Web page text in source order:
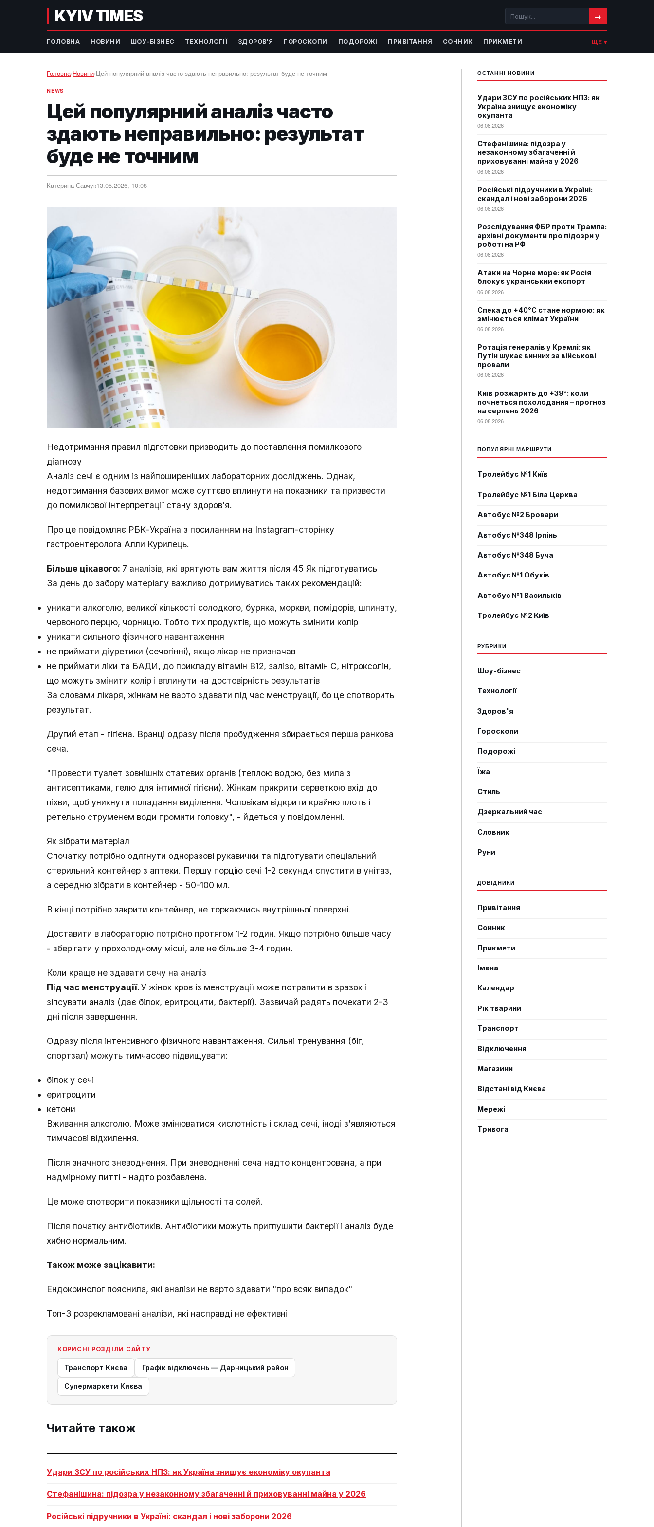
KYIV TIMES →
ГОЛОВНА НОВИНИ ШОУ-БІЗНЕС ТЕХНОЛОГІЇ ЗДОРОВ'Я ГОРОСКОПИ ПОДОРОЖІ ПРИВІТАННЯ СОННИК ПРИКМЕТИ ЩЕ ▾
Головна›Новини›Цей популярний аналіз часто здають неправильно: результат буде не точним
NEWS
Цей популярний аналіз часто
здають неправильно: результат
буде не точним
Катерина Савчук13.05.2026, 10:08
Недотримання правил підготовки призводить до поставлення помилкового
діагнозу
Аналіз сечі є одним із найпоширеніших лабораторних досліджень. Однак,
недотримання базових вимог може суттєво вплинути на показники та призвести
до помилкової інтерпретації стану здоров’я.
Про це повідомляє РБК-Україна з посиланням на Instagram-сторінку
гастроентеролога Алли Курилець.
Більше цікавого: 7 аналізів, які врятують вам життя після 45 Як підготуватись
За день до забору матеріалу важливо дотримуватись таких рекомендацій:
уникати алкоголю, великої кількості солодкого, буряка, моркви, помідорів, шпинату,
червоного перцю, чорницю. Тобто тих продуктів, що можуть змінити колір
уникати сильного фізичного навантаження
не приймати діуретики (сечогінні), якщо лікар не призначав
не приймати ліки та БАДИ, до прикладу вітамін В12, залізо, вітамін С, нітроксолін,
що можуть змінити колір і вплинути на достовірність результатів
За словами лікаря, жінкам не варто здавати під час менструації, бо це спотворить
результат.
Другий етап - гігієна. Вранці одразу після пробудження збирається перша ранкова
сеча.
" Провести туалет зовнішніх статевих органів (теплою водою, без мила з
антисептиками, гелю для інтимної гігієни). Ж інкам прикрити серветкою вхід до
піхви, щоб уникнути попадання виділення. Чоловікам відкрити крайню плоть і
ретельно струменем води промити головку", - йдеться у повідомленні.
Як зібрати матеріал
Спочатку потрібно одягнути одноразові рукавички та підготувати спеціальний
стерильний контейнер з аптеки. Першу порцію сечі 1-2 секунди спустити в унітаз,
а середню зібрати в контейнер - 50-100 мл.
В кінці потрібно закрити контейнер, не торкаючись внутрішньої поверхні.
Доставити в лабораторію потрібно протягом 1-2 годин. Якщо потрібно більше часу
- зберігати у прохолодному місці, але не більше 3-4 годин.
Коли краще не здавати сечу на аналіз
Під час менструації.У жінок кров із менструації може потрапити в зразок і
зіпсувати аналіз (дає білок, еритроцити, бактерії). Зазвичай радять почекати 2-3
дні після завершення.
Одразу після інтенсивного фізичного навантаження. Сильні тренування (біг,
спортзал) можуть тимчасово підвищувати:
білок у сечі
еритроцити
кетони
Вживання алкоголю. Може змінюватися кислотність і склад сечі, іноді з’являються
тимчасові відхилення.
Після значного зневоднення. При зневодненні сеча надто концентрована, а при
надмірному питті - надто розбавлена.
Це може спотворити показники щільності та солей.
Після початку антибіотиків. Антибіотики можуть приглушити бактерії і аналіз буде
хибно нормальним.
Також може зацікавити:
Ендокринолог пояснила, які аналізи не варто здавати "про всяк випадок"
Топ-3 розрекламовані аналізи, які насправді не ефективні
КОРИСНІ РОЗДІЛИ САЙТУ
Транспорт Києва Графік відключень — Дарницький район
Супермаркети Києва
Читайте також
Удари ЗСУ по російських НПЗ: як Україна знищує економіку окупанта
Стефанішина: підозра у незаконному збагаченні й приховуванні майна у 2026
Російські підручники в Україні: скандал і нові заборони 2026
ОСТАННІ НОВИНИ
Удари ЗСУ по російських НПЗ: як
Україна знищує економіку
окупанта
06.08.2026
Стефанішина: підозра у
незаконному збагаченні й
приховуванні майна у 2026
06.08.2026
Російські підручники в Україні:
скандал і нові заборони 2026
06.08.2026
Розслідування ФБР проти Трампа:
архівні документи про підозри у
роботі на РФ
06.08.2026
Атаки на Чорне море: як Росія
блокує український експорт
06.08.2026
Спека до +40°C стане нормою: як
змінюється клімат України
06.08.2026
Ротація генералів у Кремлі: як
Путін шукає винних за військові
провали
06.08.2026
Київ розжарить до +39°: коли
почнеться похолодання – прогноз
на серпень 2026
06.08.2026
ПОПУЛЯРНІ МАРШРУТИ
Тролейбус №1 Київ
Тролейбус №1 Біла Церква
Автобус №2 Бровари
Автобус №348 Ірпінь
Автобус №348 Буча
Автобус №1 Обухів
Автобус №1 Васильків
Тролейбус №2 Київ
РУБРИКИ
Шоу-бізнес
Технології
Здоров'я
Гороскопи
Подорожі
Їжа
Стиль
Дзеркальний час
Словник
Руни
ДОВІДНИКИ
Привітання
Сонник
Прикмети
Імена
Календар
Рік тварини
Транспорт
Відключення
Магазини
Відстані від Києва
Мережі
Тривога